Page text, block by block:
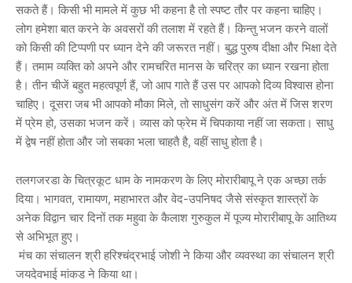
सकते हैं। किसी भी मामले में कुछ भी कहना है तो स्पष्ट तौर पर कहना चाहिए।
लोग हमेशा बात करने के अवसरों की तलाश में रहते हैं। किन्तु भजन करने वालों
को किसी की टिप्पणी पर ध्यान देने की जरूरत नहीं। बुद्ध पुरुष दीक्षा और भिक्षा देते
हैं। तमाम व्यक्ति को अपने और रामचरित मानस के चरित्र का ध्यान रखना होता
है। तीन चीजें बहुत महत्वपूर्ण हैं, जो आप गाते हैं उस पर आपको दिव्य विश्वास होना
चाहिए। दूसरा जब भी आपको मौका मिले, तो साधुसंग करें और अंत में जिस शरण
में प्रेम हो, उसका भजन करें। व्यास को फ्रेम में चिपकाया नहीं जा सकता। साधु
में द्वेष नहीं होता और जो सबका भला चाहतै है, वहीं साधु होता है।
तलगजरडा के चित्रकूट धाम के नामकरण के लिए मोरारीबापू ने एक अच्छा तर्क
दिया। भागवत, रामायण, महाभारत और वेद-उपनिषद जैसे संस्कृत शास्त्रों के
अनेक विद्वान चार दिनों तक महुवा के कैलाश गुरुकुल में पूज्य मोरारीबापू के आतिथ्य
से अभिभूत हुए।
मंच का संचालन श्री हरिश्चंद्रभाई जोशी ने किया और व्यवस्था का संचालन श्री
जयदेवभाई मांकड ने किया था।